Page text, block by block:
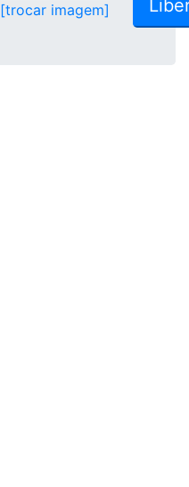
[trocar imagem]